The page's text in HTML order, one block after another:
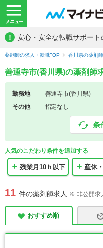
! 安心・安全な転職サポート
薬剤師の求人・転職TOP 香川県の薬剤師
善通寺市(香川県)の薬剤師
勤務地
善通寺市(香川県)
その他
指定なし
条
人気のこだわり条件を追加する
残業月10ｈ以下 産休
11 件の薬剤師求人 ※ 非公開求
おすすめ順